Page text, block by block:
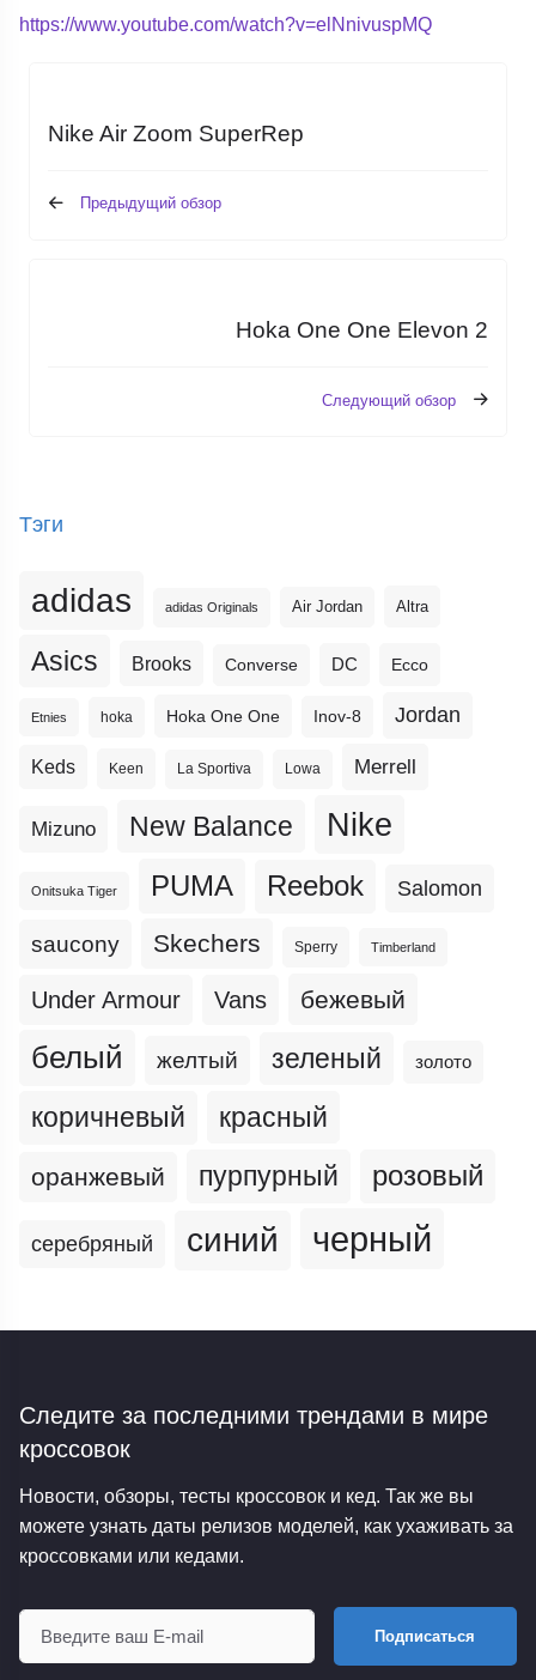
https://www.youtube.com/watch?v=elNnivuspMQ
Nike Air Zoom SuperRep
Предыдущий обзор
Hoka One One Elevon 2
Следующий обзор
Тэги
adidas adidas Originals Air Jordan Altra
Asics Brooks Converse DC Ecco
Etnies hoka Hoka One One Inov-8 Jordan
Keds Keen La Sportiva Lowa Merrell
Mizuno New Balance Nike
Onitsuka Tiger PUMA Reebok Salomon
saucony Skechers Sperry Timberland
Under Armour Vans бежевый
белый желтый зеленый золото
коричневый красный
оранжевый пурпурный розовый
серебряный синий черный
Следите за последними трендами в мире
кроссовок
Новости, обзоры, тесты кроссовок и кед. Так же вы
можете узнать даты релизов моделей, как ухаживать за
кроссовками или кедами.
Подписаться